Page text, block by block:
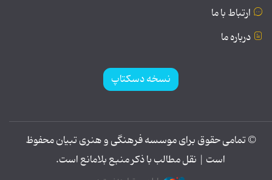
ارتباط با ما
درباره ما
نسخه دسکتاپ
© تمامی حقوق برای موسسه فرهنگی و هنری تبیان محفوظ
است | نقل مطالب با ذکر منبع بلامانع است.